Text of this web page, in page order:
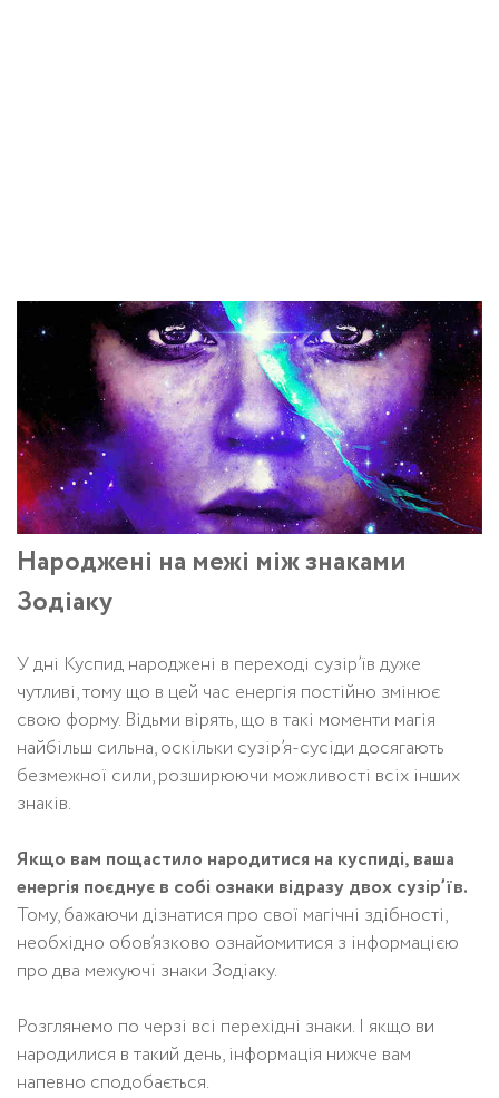
Народжені на межі між знаками
Зодіаку
У дні Куспид народжені в переході сузір’їв дуже
чутливі, тому що в цей час енергія постійно змінює
свою форму. Відьми вірять, що в такі моменти магія
найбільш сильна, оскільки сузір’я-сусіди досягають
безмежної сили, розширюючи можливості всіх інших
знаків.
Якщо вам пощастило народитися на куспиді, ваша
енергія поєднує в собі ознаки відразу двох сузір’їв.
Тому, бажаючи дізнатися про свої магічні здібності,
необхідно обов’язково ознайомитися з інформацією
про два межуючі знаки Зодіаку.
Розглянемо по черзі всі перехідні знаки. І якщо ви
народилися в такий день, інформація нижче вам
напевно сподобається.